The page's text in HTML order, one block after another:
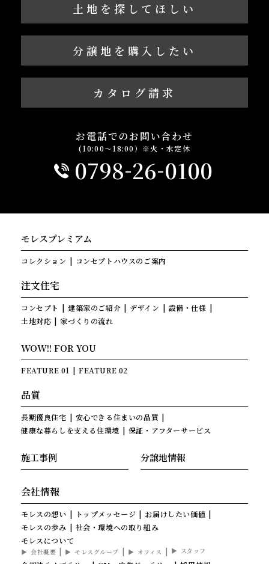
土地を探してほしい
分譲地を購入したい
カタログ請求
お電話でのお問い合わせ
(10:00～18:00）※火・水定休
0798-26-0100
モレスプレミアム
コレクション コンセプトハウスのご案内
注文住宅
コンセプト 建築家のご紹介 デザイン
設備・仕様
土地対応
家づくりの流れ
WOW!! FOR YOU
FEATURE 01 FEATURE 02
品質
長期優良住宅
安心できる住まいの品質
健康な暮らしを支える住環境
保証・アフターサービス
施工事例 分譲地情報
会社情報
モレスの想い トップメッセージ
お届けしたい価値
モレスの歩み
社会・環境への取り組み
モレスについて
会社概要 モレスグループ オフィス スタッフ